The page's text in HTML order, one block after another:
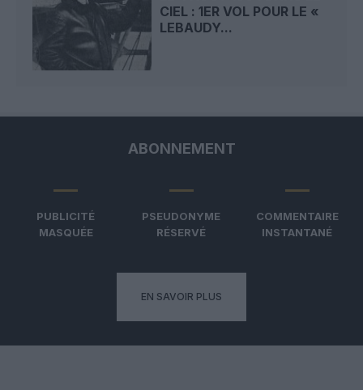
CIEL : 1ER VOL POUR LE «
LEBAUDY...
ABONNEMENT
PUBLICITÉ
MASQUÉE
PSEUDONYME
RÉSERVÉ
COMMENTAIRE
INSTANTANÉ
EN SAVOIR PLUS